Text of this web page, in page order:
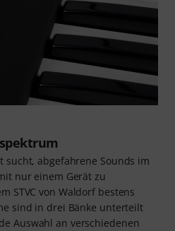
sucht, abgefahrene Sounds im
nur einem Gerät zu
STVC von Waldorf bestens
sind in drei Bänke unterteilt
Auswahl an verschiedenen